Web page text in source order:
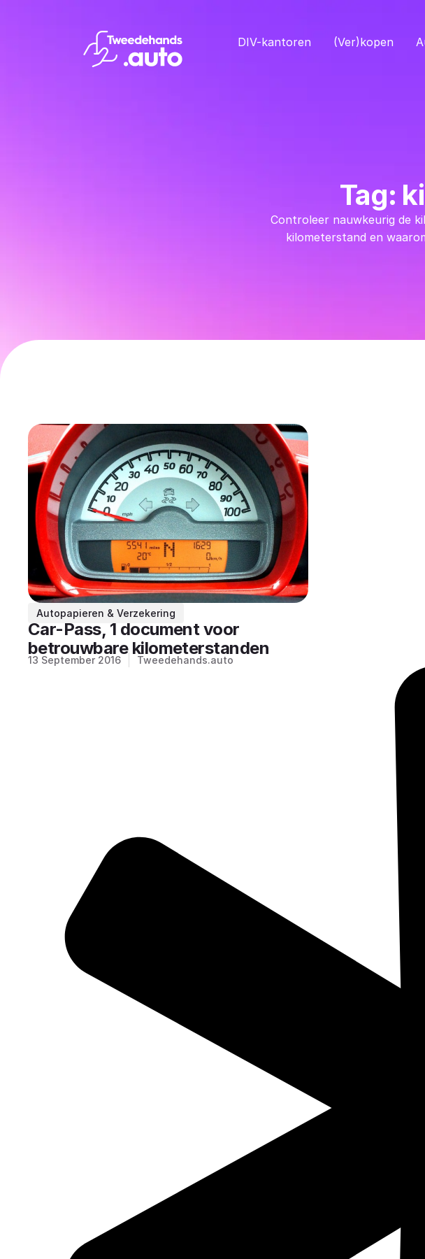
DIV-kantoren (Ver)kopen
Tag:
Controleer nauwkeurig de
kilometerstand en
Autopapieren & Verzekering
Car-Pass, 1 document voor
betrouwbare kilometerstanden
13 September 2016 Tweedehands.auto